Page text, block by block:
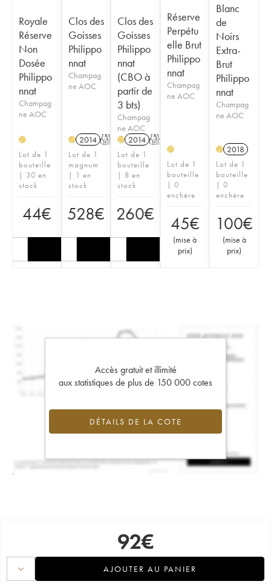
Royale
Réserve
Non
Dosée
Philippo
nnat
Champag
ne AOC
H
Lot de 1
bouteille
| 30 en
stock
44€
Clos des
Goisses
Philippo
nnat
Champag
ne AOC
H 2014 T
Lot de 1
magnum
| 1 en
stock
528€
Clos des
Goisses
Philippo
nnat
(CBO à
partir de
3 bts)
Champag
ne AOC
H 2014 T
Lot de 1
bouteille
| 8 en
stock
260€
Réserve
Perpétu
elle Brut
Philippo
nnat
Champag
ne AOC
H
Lot de 1
bouteille
| 0
enchère
45€
(mise à
prix)
Blanc
de
Noirs
Extra-
Brut
Philippo
nnat
Champag
ne AOC
H 2018
Lot de 1
bouteille
| 0
enchère
100€
(mise à
prix)
Accès gratuit et illimité
aux statistiques de plus de 150 000 cotes
DÉTAILS DE LA COTE
92€
AJOUTER AU PANIER